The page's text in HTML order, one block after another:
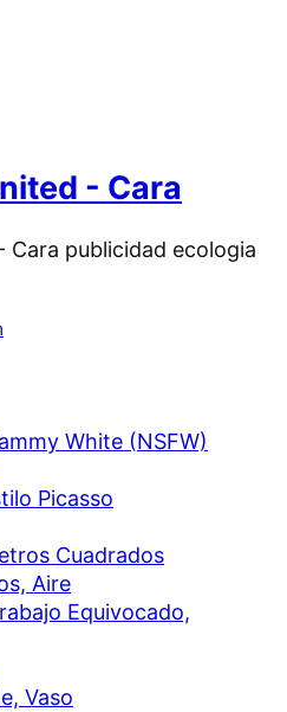
- Cara
White (NSFW)
Picasso
Cuadrados
Aire
Equivocado,
Vaso